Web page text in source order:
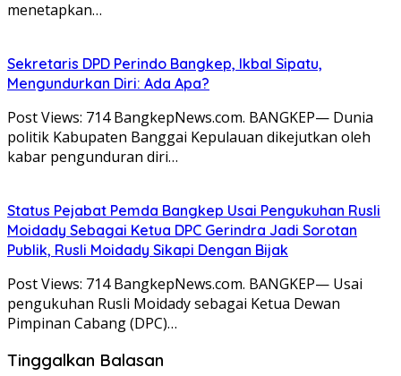
menetapkan…
Sekretaris DPD Perindo Bangkep, Ikbal Sipatu,
Mengundurkan Diri: Ada Apa?
Post Views: 714 BangkepNews.com. BANGKEP— Dunia
politik Kabupaten Banggai Kepulauan dikejutkan oleh
kabar pengunduran diri…
Status Pejabat Pemda Bangkep Usai Pengukuhan Rusli
Moidady Sebagai Ketua DPC Gerindra Jadi Sorotan
Publik, Rusli Moidady Sikapi Dengan Bijak
Post Views: 714 BangkepNews.com. BANGKEP— Usai
pengukuhan Rusli Moidady sebagai Ketua Dewan
Pimpinan Cabang (DPC)…
Tinggalkan Balasan